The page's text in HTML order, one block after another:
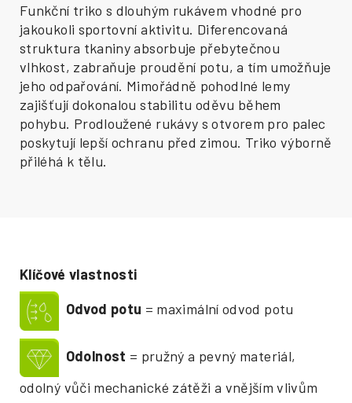
Funkční triko s dlouhým rukávem vhodné pro
jakoukoli sportovní aktivitu. Diferencovaná
struktura tkaniny absorbuje přebytečnou
vlhkost, zabraňuje proudění potu, a tím umožňuje
jeho odpařování. Mimořádně pohodlné lemy
zajišťují dokonalou stabilitu oděvu během
pohybu. Prodloužené rukávy s otvorem pro palec
poskytují lepší ochranu před zimou. Triko výborně
přiléhá k tělu.
Klíčové vlastnosti
Odvod potu = maximální odvod potu
Odolnost = pružný a pevný materiál,
odolný vůči mechanické zátěži a vnějším vlivům